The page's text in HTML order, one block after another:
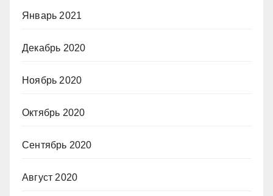
Январь 2021
Декабрь 2020
Ноябрь 2020
Октябрь 2020
Сентябрь 2020
Август 2020